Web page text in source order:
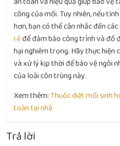
công của mối. Tuy nhiên, nếu
hơn, bạn có thể cân nhắc đến
rẻđể đảm bảo công trình và đồ
hại nghiêm trọng. Hãy thực hiện
và xử lý kịp thời để bảo vệ ngôi
của loài côn trùng này.
Xem thêm:Thuốc diệt mối sinh
toàn tại nhà
Trả lời